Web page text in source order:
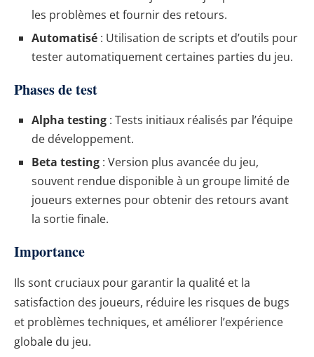
les problèmes et fournir des retours.
Automatisé : Utilisation de scripts et d’outils pour
tester automatiquement certaines parties du jeu.
Phases de test
Alpha testing : Tests initiaux réalisés par l’équipe
de développement.
Beta testing : Version plus avancée du jeu,
souvent rendue disponible à un groupe limité de
joueurs externes pour obtenir des retours avant
la sortie finale.
Importance
Ils sont cruciaux pour garantir la qualité et la
satisfaction des joueurs, réduire les risques de bugs
et problèmes techniques, et améliorer l’expérience
globale du jeu.